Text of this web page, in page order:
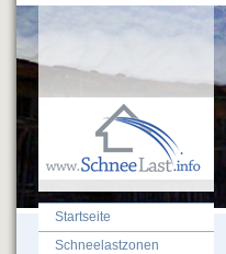
Startseite
Schneelastzonen